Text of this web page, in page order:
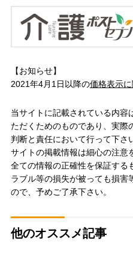
【お知らせ】
2021年4月1日以降の価格表示
当サイトに記載されている内容
ただくためのものであり、実際
判断と責任において行って下さ
サイトの掲載情報は細心の注意
全ての情報の正確性を保証する
ラブル等の損失が被っても損害
ので、予めご了承下さい。
他のオススメ記事